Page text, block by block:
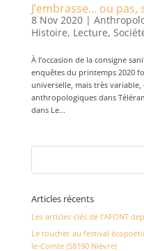
J’embrasse… ou
8 Nov 2020|
Histoire, Lecture,
À l’occasion de la consigne
enquêtes du printemps 2020
universelle, mais très
anthropologiques dans
dans Le...
Articles récents
Les articles-clés de l’AFONT
Le toucher au festival
le-Comte (58190 Nièvre)